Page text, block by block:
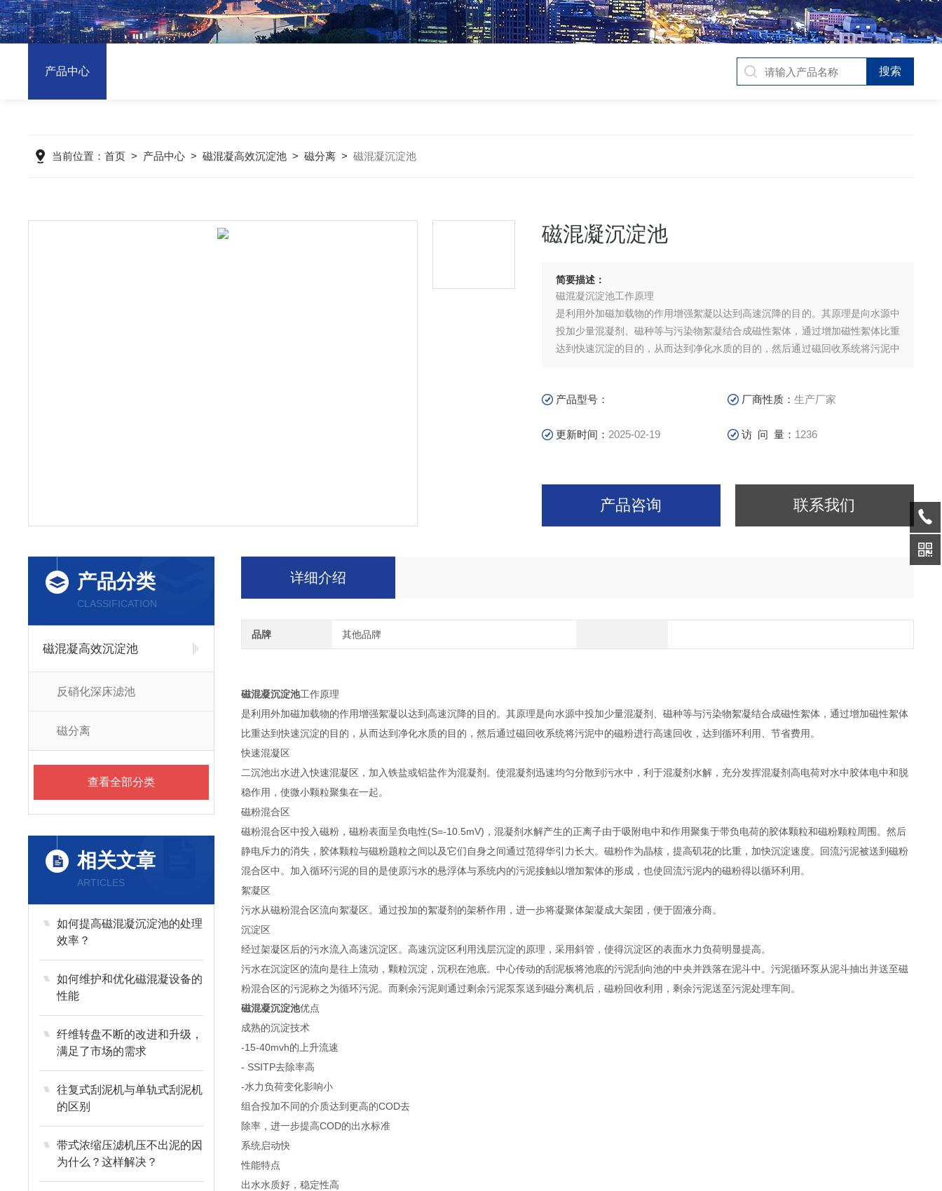
产品中心
当前位置：首页 > 产品中心 >磁混凝高效沉淀池 >磁分离 >磁混凝沉淀池
磁混凝沉淀池
简要描述：
磁混凝沉淀池工作原理
是利用外加磁加载物的作用增强絮凝以达到高速沉降的目的。其原理是向水源中
投加少量混凝剂、磁种等与污染物絮凝结合成磁性絮体，通过增加磁性絮体比重
达到快速沉淀的目的，从而达到净化水质的目的，然后通过磁回收系统将污泥中
产品型号： 厂商性质：生产厂家
更新时间： 2025-02-19 访 问 量： 1236
产品咨询 联系我们
产品分类
CLASSIFICATION
磁混凝高效沉淀池
反硝化深床滤池
磁分离
查看全部分类
相关文章
ARTICLES
如何提高磁混凝沉淀池的处理
效率？
如何维护和优化磁混凝设备的
性能
纤维转盘不断的改进和升级，
满足了市场的需求
往复式刮泥机与单轨式刮泥机
的区别
带式浓缩压滤机压不出泥的因
为什么？这样解决？
详细介绍
品牌 其他品牌
磁混凝沉淀池工作原理
是利用外加磁加载物的作用增强絮凝以达到高速沉降的目的。其原理是向水源中投加少量混凝剂、磁种等与污染物絮凝结合成磁性絮体，通过增加磁性絮体
比重达到快速沉淀的目的，从而达到净化水质的目的，然后通过磁回收系统将污泥中的磁粉进行高速回收，达到循环利用、节省费用。
快速混凝区
二沉池出水进入快速混凝区，加入铁盐或铝盐作为混凝剂。使混凝剂迅速均匀分散到污水中，利于混凝剂水解，充分发挥混凝剂高电荷对水中胶体电中和脱
稳作用，使微小颗粒聚集在一起。
磁粉混合区
磁粉混合区中投入磁粉，磁粉表面呈负电性(S=-10.5mV)，混凝剂水解产生的正离子由于吸附电中和作用聚集于带负电荷的胶体颗粒和磁粉颗粒周围。然后
静电斥力的消失，胶体颗粒与磁粉题粒之间以及它们自身之间通过范得华引力长大。磁粉作为晶核，提高矶花的比重，加快沉淀速度。回流污泥被送到磁粉
混合区中。加入循环污泥的目的是使原污水的悬浮体与系统内的污泥接触以增加絮体的形成，也使回流污泥内的磁粉得以循环利用。
絮凝区
污水从磁粉混合区流向絮凝区。通过投加的絮凝剂的架桥作用，进一步将凝聚体架凝成大架团，便于固液分商。
沉淀区
经过架凝区后的污水流入高速沉淀区。高速沉淀区利用浅层沉淀的原理，采用斜管，使得沉淀区的表面水力负荷明显提高。
污水在沉淀区的流向是往上流动，颗粒沉淀，沉积在池底。中心传动的刮泥板将池底的污泥刮向池的中央并跌落在泥斗中。污泥循环泵从泥斗抽出并送至磁
粉混合区的污泥称之为循环污泥。而剩余污泥则通过剩余污泥泵泵送到磁分离机后，磁粉回收利用，剩余污泥送至污泥处理车间。
磁混凝沉淀池优点
成熟的沉淀技术
-15-40mvh的上升流速
- SSITP去除率高
-水力负荷变化影响小
组合投加不同的介质达到更高的COD去
除率，进一步提高COD的出水标准
系统启动快
性能特点
出水水质好，稳定性高